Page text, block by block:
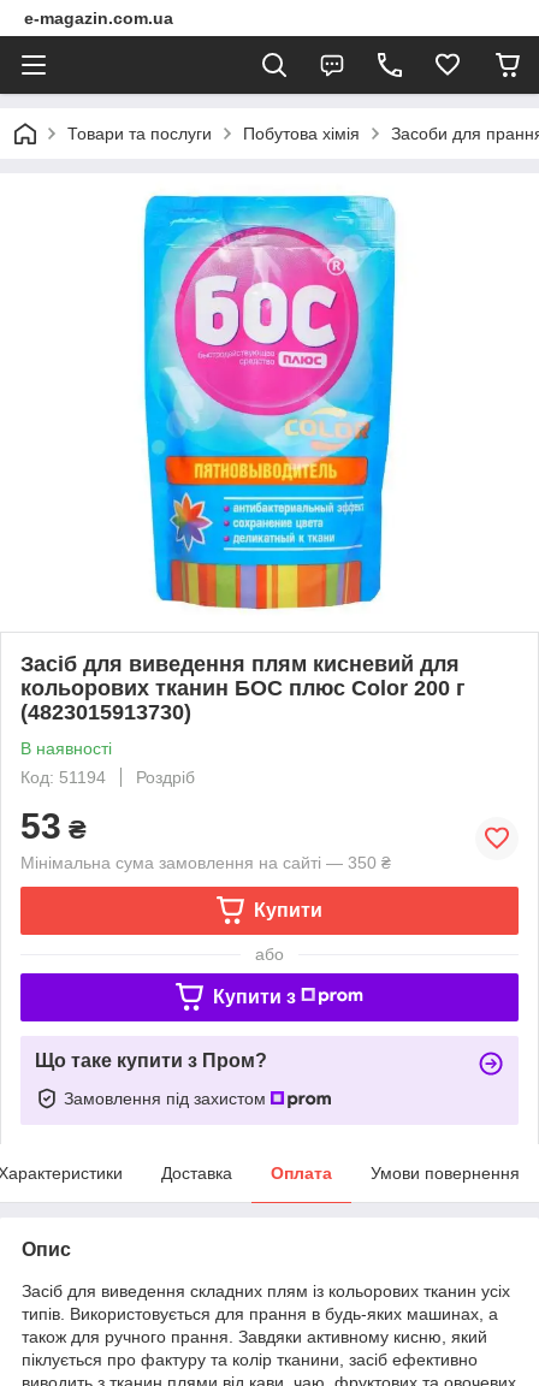
e-magazin.com.ua
Товари та послуги Побутова хімія Засоби для
Засіб для виведення плям кисневий для
кольорових тканин БОС плюс Color 200 г
(4823015913730)
В наявності
Код: 51194
Роздріб
53 ₴
Мінімальна сума замовлення на сайті — 350 ₴
Купити
або
Купити з
Що таке купити з Пром?
Замовлення під захистом
Доставка Оплата Умови повернення
Опис
Засіб для виведення складних плям із кольорових тканин усіх
типів. Використовується для прання в будь-яких машинах, а
також для ручного прання. Завдяки активному кисню, який
піклується про фактуру та колір тканини, засіб ефективно
виводить з тканин плями від кави, чаю, фруктових та овочевих